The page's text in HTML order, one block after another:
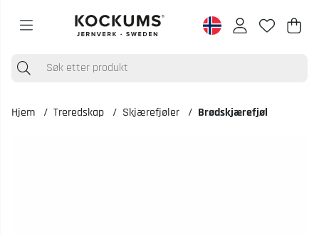
.
Hjem Treredskap Skjærefjøler Brødskjærefjøl